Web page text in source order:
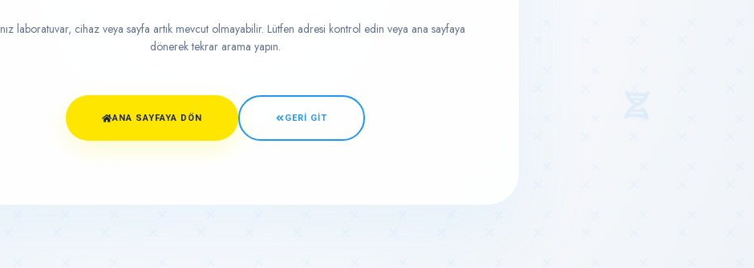
laboratuvar, cihaz veya sayfa artık mevcut olmayabilir. Lütfen adresi kontrol edin veya ana sayfaya
dönerek tekrar arama yapın.
ANA SAYFAYA DÖN GERI GIT